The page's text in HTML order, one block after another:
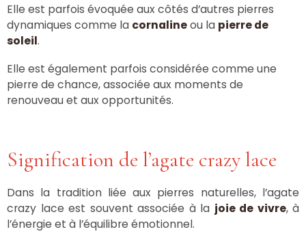
Elle est parfois évoquée aux côtés d’autres pierres
dynamiques comme la cornalineou la pierre de
soleil.
Elle est également parfois considérée comme une
pierre de chance, associée aux moments de
renouveau et aux opportunités.
Signification de l’agate crazy lace
Dans la tradition liée aux pierres naturelles, l’agate
crazy lace est souvent associée à la joie de vivre, à
l’énergie et à l’équilibre émotionnel.